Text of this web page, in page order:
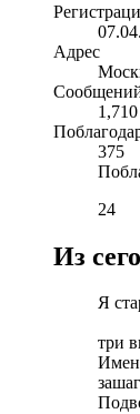
Адрес
1,710
375
24
Из
Я
три